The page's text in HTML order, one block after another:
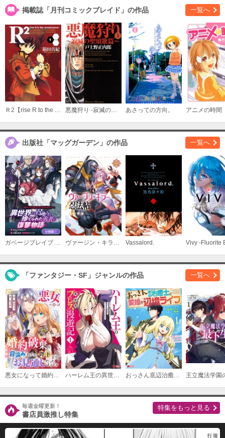
11巻
必要ポイント： 630
購入する
12巻
必要ポイント： 680
購入する
13巻
必要ポイント：690
購入する
14巻
必要ポイント：700
購入する
掲載誌「月刊コミックブレイド」の作品 一覧へ
Ｒ2【rise R to the second power】 悪魔狩り -寂滅の聖頌歌篇- あさっての方向。 アニメの時間
出版社「マッグガーデン」の作品 一覧へ
ガベージブレイブ 異世界に召喚され捨てられた勇者の復讐物語【分冊版】 ヴァージン・キラー忍法帖 Vassalord.
「ファンタジー・SF」ジャンルの作品 一覧へ
悪女になって婚約破棄を目論みましたが、陛下にはお見通しだったようです ハーレム王の異世界プレス漫遊記 ～最強無双のおじさんはあらゆる種族を嫁にする～（コミック） おっさん底辺治癒士と愛娘の辺境ライフ～中年男が回復スキルに覚醒して、英雄へ成り上がる～（コミック）
毎週金曜更新！
書店員激推し特集
特集をもっと見る